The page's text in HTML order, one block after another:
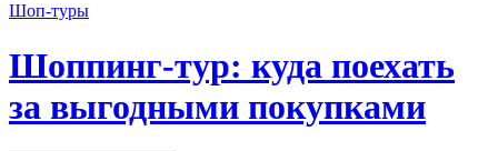
Шоп-туры
Шоппинг-тур: куда поехать
за выгодными покупками